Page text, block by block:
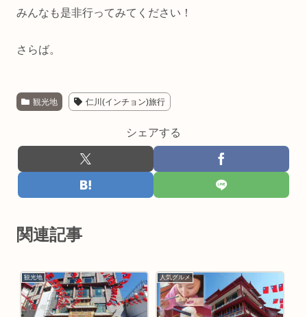
みんなも是非行ってみてください！
さらば。
観光地 仁川(インチョン)旅行
シェアする
関連記事
観光地 人気グルメ